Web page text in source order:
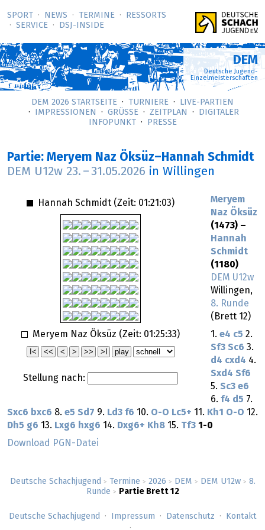
SPORT NEWS TERMINE
RESSORTS
SERVICE
DSJ-­INSIDE
Deutsche Schachjugend > Termine > 2026 > DEM > DEM U12w > 8.
Runde > Partie Brett 12
DEM
Deutsche Jugend-
Einzelmeisterschaften
DEM 2026 STARTSEITE TURNIERE
LIVE-PARTIEN
IMPRESSIONEN
GRÜSSE ZEITPLAN
DIGITALER
INFOPUNKT
PRESSE
Partie: Meryem Naz Öksüz–Hannah Schmidt
DEM U12w 23. – 31.05.2026 in Willingen
Hannah Schmidt (Zeit: 01:21:03)
Meryem Naz Öksüz (Zeit: 01:25:33)
Stellung nach:
Meryem
Naz Öksüz
(1473) –
Hannah
Schmidt
(1180)
DEM U12w
Willingen,
8. Runde
(Brett 12)
1. e4 c5 2.
Sf3 Sc6 3.
d4 cxd4 4.
Sxd4 Sf6
5. Sc3 e6
6. f4 d5 7.
Sxc6 bxc6 8. e5 Sd7 9. Ld3 f6 10. O-O Lc5+ 11. Kh1 O-O 12.
Dh5 g6 13. Lxg6 hxg6 14. Dxg6+ Kh8 15. Tf3 1-0
Download PGN-Datei
Deutsche Schachjugend Impressum Datenschutz Kontakt